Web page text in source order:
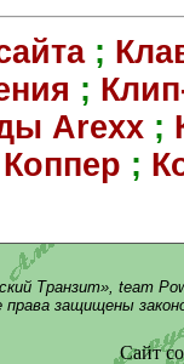
;
;
Arexx ;
Коппер ;
Транзит», team
права защищены
Сайт